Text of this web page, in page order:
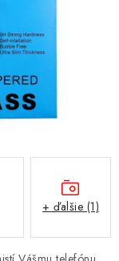
+ ďalšie (1)